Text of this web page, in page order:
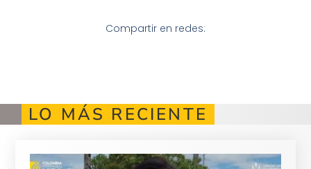
Compartir en redes:
LO MÁS RECIENTE